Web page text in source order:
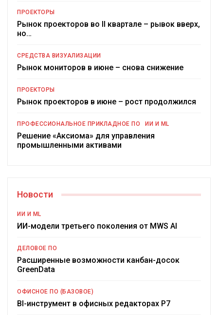
ПРОЕКТОРЫ
Рынок проекторов во II квартале – рывок вверх,
но…
СРЕДСТВА ВИЗУАЛИЗАЦИИ
Рынок мониторов в июне – снова снижение
ПРОЕКТОРЫ
Рынок проекторов в июне – рост продолжился
ПРОФЕССИОНАЛЬНОЕ ПРИКЛАДНОЕ ПО ИИ И ML
Решение «Аксиома» для управления
промышленными активами
Новости
ИИ И ML
ИИ-модели третьего поколения от MWS AI
ДЕЛОВОЕ ПО
Расширенные возможности канбан-досок
GreenData
ОФИСНОЕ ПО (БАЗОВОЕ)
BI-инструмент в офисных редакторах Р7